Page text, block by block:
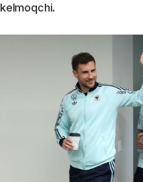
kelmoqchi.